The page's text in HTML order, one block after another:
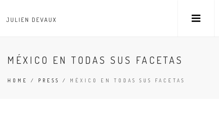
MÉXICO EN TODAS SUS FACETAS
HOME / PRESS / MÉXICO EN TODAS SUS FACETAS